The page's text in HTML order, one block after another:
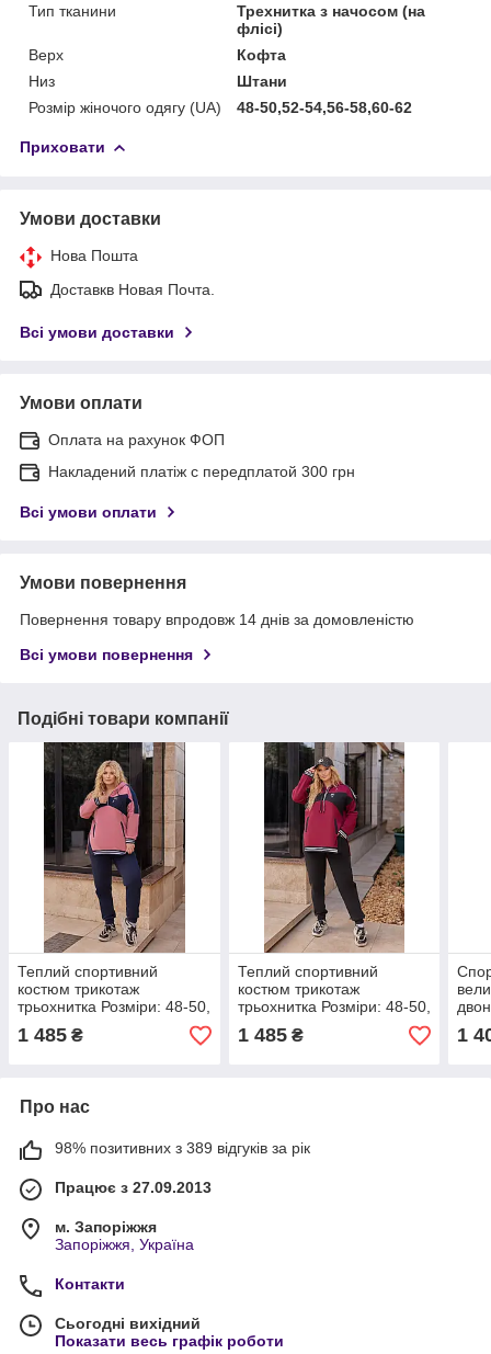
Тип тканини
Трехнитка з начосом (на
флісі)
Верх
Кофта
Низ
Штани
Розмір жіночого одягу (UA)
48-50,52-54,56-58,60-62
Приховати
Умови доставки
Нова Пошта
Доставкв Новая Почта.
Всі умови доставки
Умови оплати
Оплата на рахунок ФОП
Накладений платіж с передплатой 300 грн
Всі умови оплати
Умови повернення
Повернення товару впродовж 14 днів за домовленістю
Всі умови повернення
Подібні товари компанії
Теплий спортивний
костюм трикотаж
трьохнитка Розміри: 48-50,
52-54, 56-58, 60-62, 64-66
1 485 ₴
Теплий спортивний
костюм трикотаж
трьохнитка Розміри: 48-50,
52-54, 56-58, 60-62, 64-66
1 485₴ 1
Про нас
98% позитивних з 389 відгуків за рік
Працює з 27.09.2013
м. Запоріжжя
Запоріжжя, Україна
Контакти
Сьогодні вихідний
Показати весь графік роботи